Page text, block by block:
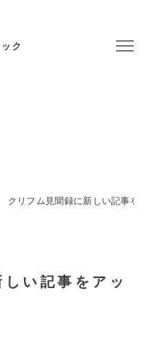
ク
クリフム見聞録に新しい記事を
い記事をアッ